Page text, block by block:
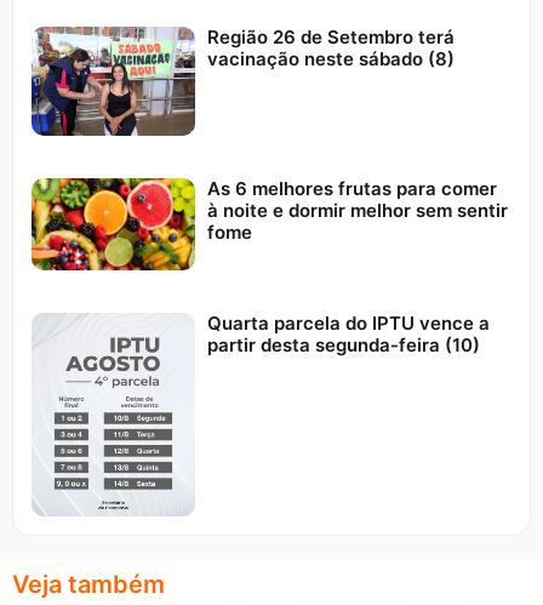
Região 26 de Setembro terá
vacinação neste sábado (8)
As 6 melhores frutas para comer
à noite e dormir melhor sem sentir
fome
Quarta parcela do IPTU vence a
partir desta segunda-feira (10)
Veja também